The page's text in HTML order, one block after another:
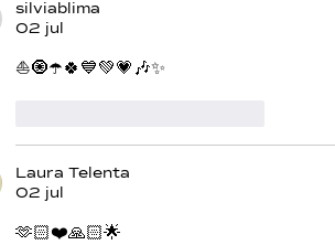
silviablima
02 jul
⛵️🧿☂️🍀💙💚💗🎶✨️
Laura Telenta
02 jul
🫶🏻❤️🙏🏻🌟